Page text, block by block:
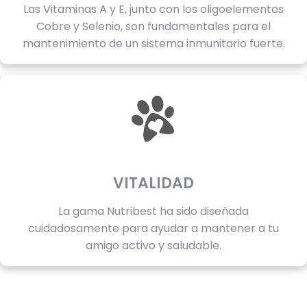
Las Vitaminas A y E, junto con los oligoelementos
Cobre y Selenio, son fundamentales para el
mantenimiento de un sistema inmunitario fuerte.
VITALIDAD
La gama Nutribest ha sido diseñada
cuidadosamente para ayudar a mantener a tu
amigo activo y saludable.